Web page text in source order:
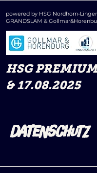
powered by HSG Nordhorn-
GRANDSLAM &
HSG
& 17.08.2025
Datenschutz